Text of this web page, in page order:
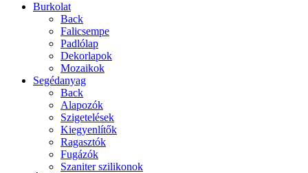
Burkolat
Back
Falicsempe
Padlólap
Dekorlapok
Mozaikok
Segédanyag
Back
Alapozók
Szigetelések
Kiegyenlítők
Ragasztók
Fugázók
Szaniter szilikonok